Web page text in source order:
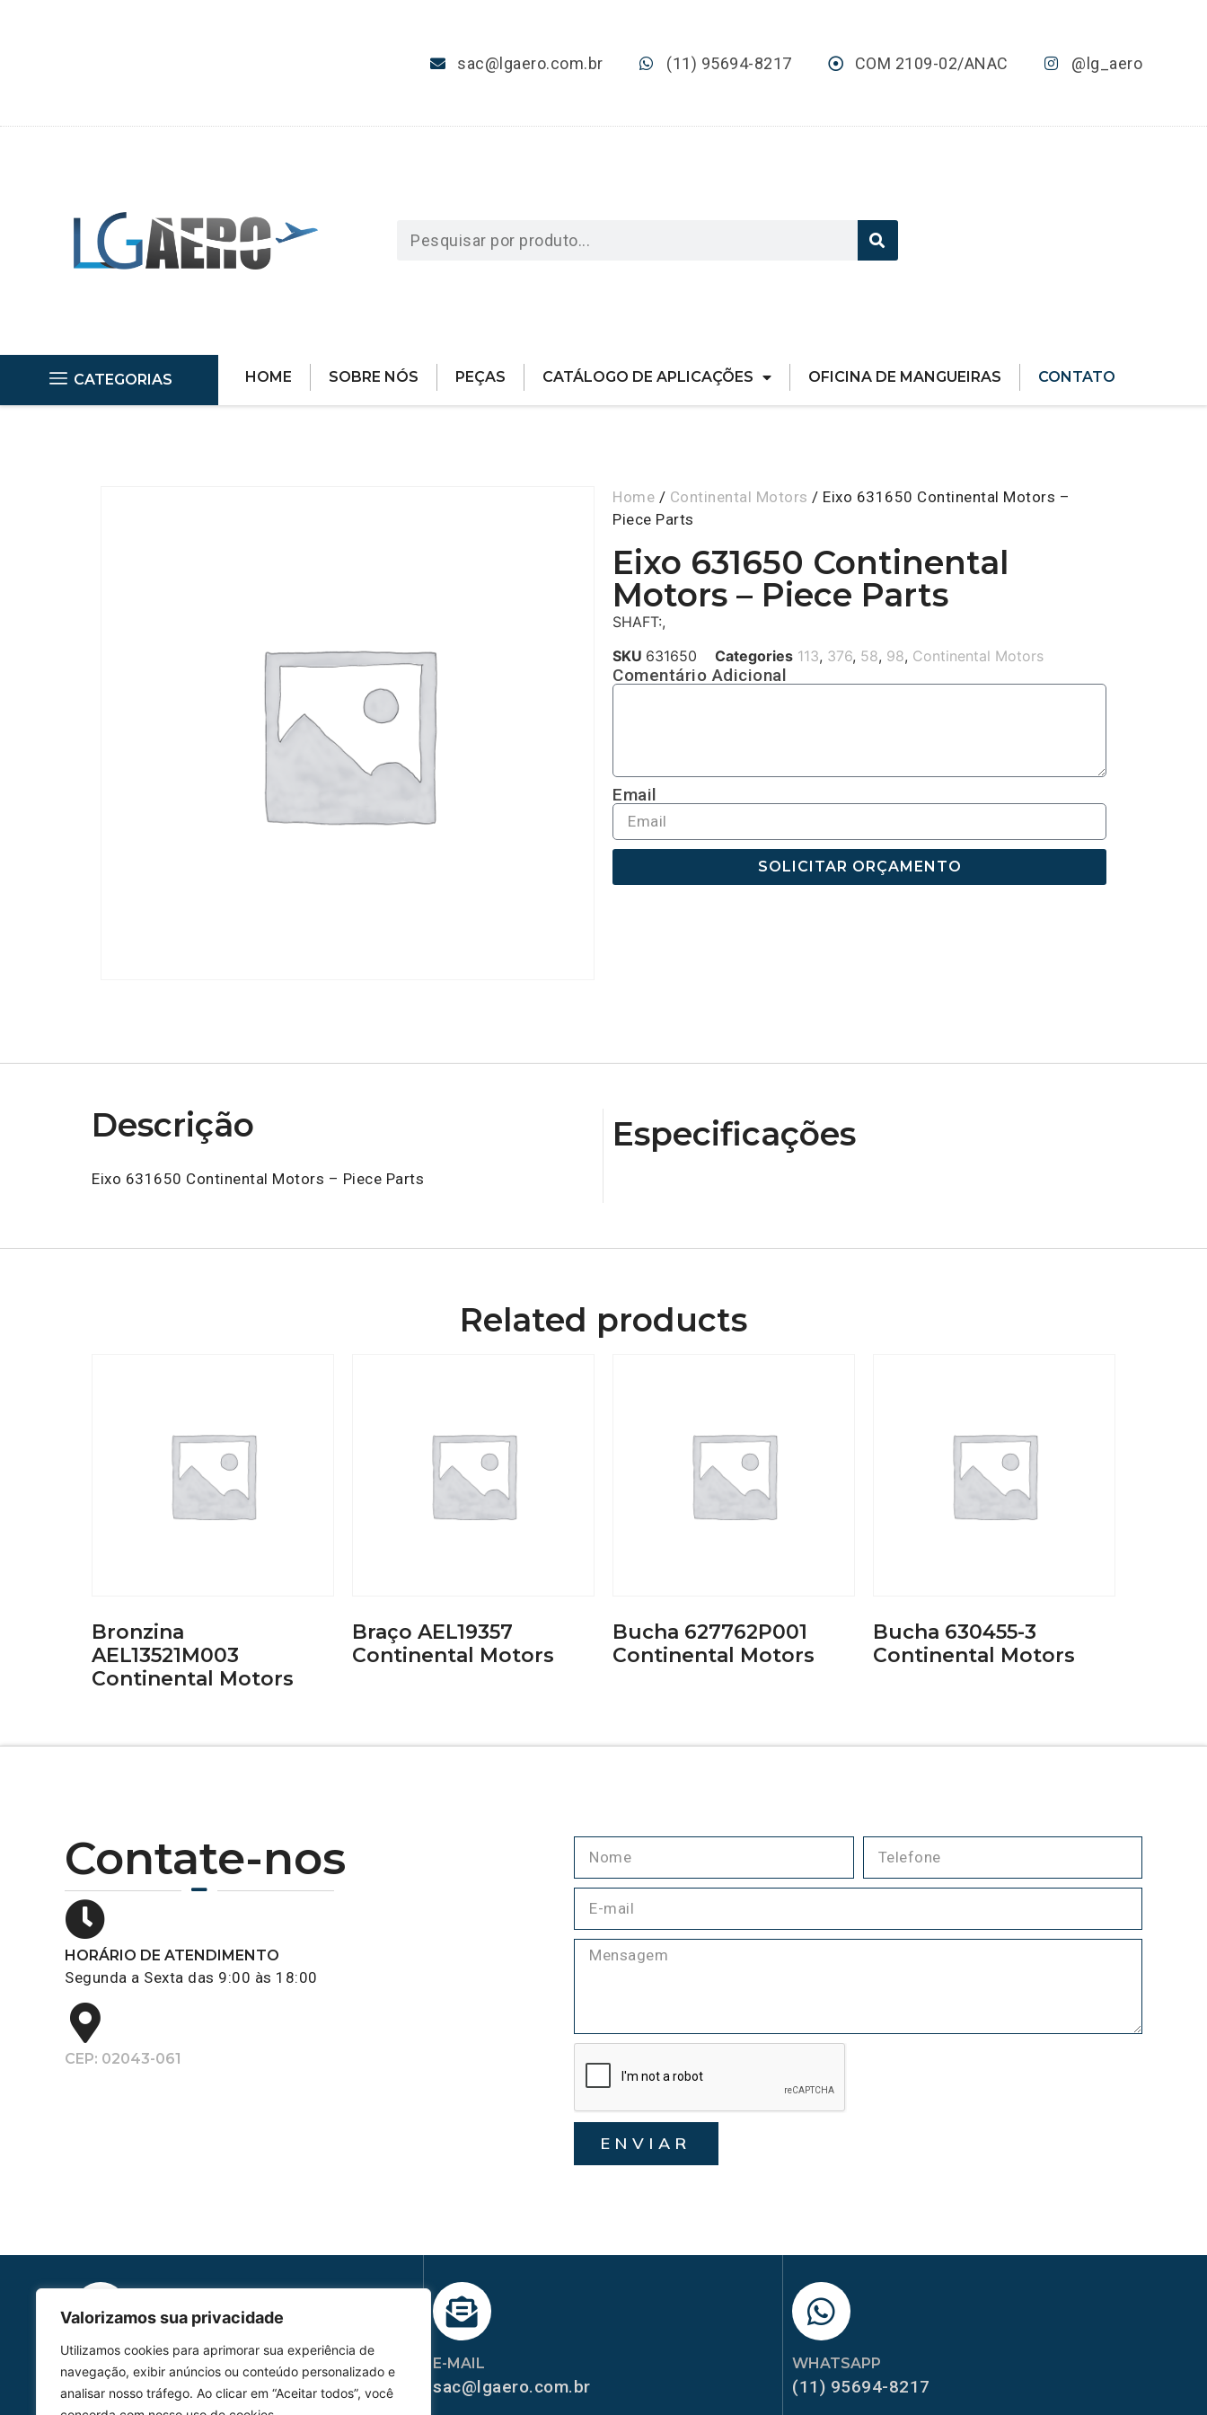
Valorizamos sua privacidade
Utilizamos cookies para aprimorar sua experiência de
navegação, exibir anúncios ou conteúdo personalizado e
analisar nosso tráfego. Ao clicar em “Aceitar todos”, você
sac@lgaero.com.br (11) 95694-8217 COM 2109-02/ANAC @lg_aero
CATEGORIAS HOME SOBRE NÓS PEÇAS CATÁLOGO DE APLICAÇÕES OFICINA DE MANGUEIRAS CONTATO
Home / Continental Motors / Eixo 631650 Continental Motors –
Piece Parts
Eixo 631650 Continental
Motors – Piece Parts
SHAFT:,
SKU 631650 Categories 113, 376, 58, 98, Continental Motors
Comentário Adicional
Email
SOLICITAR ORÇAMENTO
Descrição
Eixo 631650 Continental Motors – Piece Parts
Especificações
Related products
Bronzina
AEL13521M003
Continental Motors
Braço AEL19357
Continental Motors
Bucha 627762P001
Continental Motors
Bucha 630455-3
Continental Motors
Contate-nos
HORÁRIO DE ATENDIMENTO
Segunda a Sexta das 9:00 às 18:00
CEP: 02043-061
ENVIAR
HOMOLGAÇÃO
COM 2109-02/ANAC
E-MAIL
sac@lgaero.com.br
WHATSAPP
(11) 95694-8217